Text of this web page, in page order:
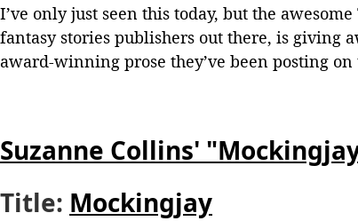
I’ve only just seen this today, but the
fantasy stories publishers out there, is giving
award-winning prose they’ve been posting
Suzanne Collins'
Title: Mockingjay